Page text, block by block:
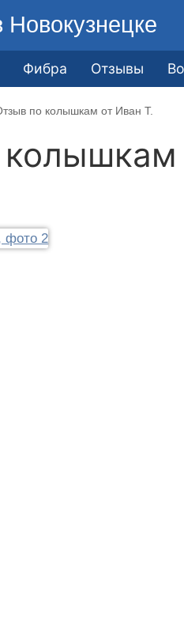
Новокузнецке
Фибра Отзывы
по колышкам от Иван Т.